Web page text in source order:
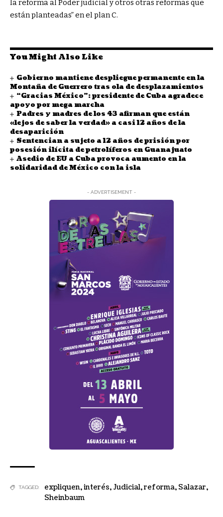
la reforma al Poder judicial y otros otras reformas que
están planteadas” en el plan C.
You Might Also Like
Gobierno mantiene despliegue permanente en la
Montaña de Guerrero tras ola de desplazamientos
“Gracias México”: presidente de Cuba agradece
apoyo por mega marcha
Padres y madres de los 43 afirman que están
«lejos de saber la verdad» a casi 12 años de la
desaparición
Sentencian a sujeto a 12 años de prisión por
posesión ilícita de petrolíferos en Guanajuato
Asedio de EU a Cuba provoca aumento en la
solidaridad de México con la isla
- ADVERTISEMENT -
TAGGED: expliquen,interés, Judicial,reforma, Salazar,
Sheinbaum